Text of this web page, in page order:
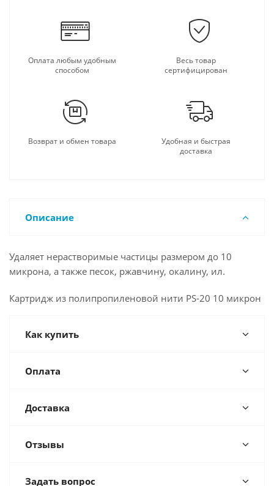
Оплата любым удобным
способом
Весь товар
сертифицирован
Возврат и обмен товара
Удобная и быстрая
доставка
Описание
Удаляет нерастворимые частицы размером до 10
микрона, а также песок, ржавчину, окалину, ил.
Картридж из полипропиленовой нити PS-20 10 микрон
Как купить
Оплата
Доставка
Отзывы
Задать вопрос